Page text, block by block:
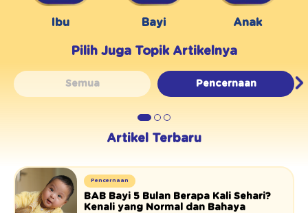
Ibu Bayi Anak
Pilih Juga Topik Artikelnya
Semua Pencernaan
Artikel Terbaru
Pencernaan
BAB Bayi 5 Bulan Berapa Kali Sehari?
Kenali yang Normal dan Bahaya